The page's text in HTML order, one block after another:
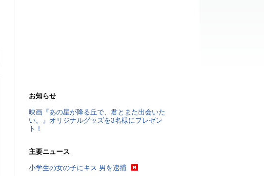
お知らせ
映画『あの星が降る丘で、君とまた出会いた
い。』オリジナルグッズを3名様にプレゼン
ト！
主要ニュース
小学生の女の子にキス 男を逮捕